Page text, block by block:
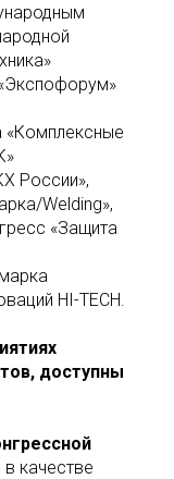
«Комплексные
России»,
Welding»,
«Защита
HI-TECH.
доступны
в качестве